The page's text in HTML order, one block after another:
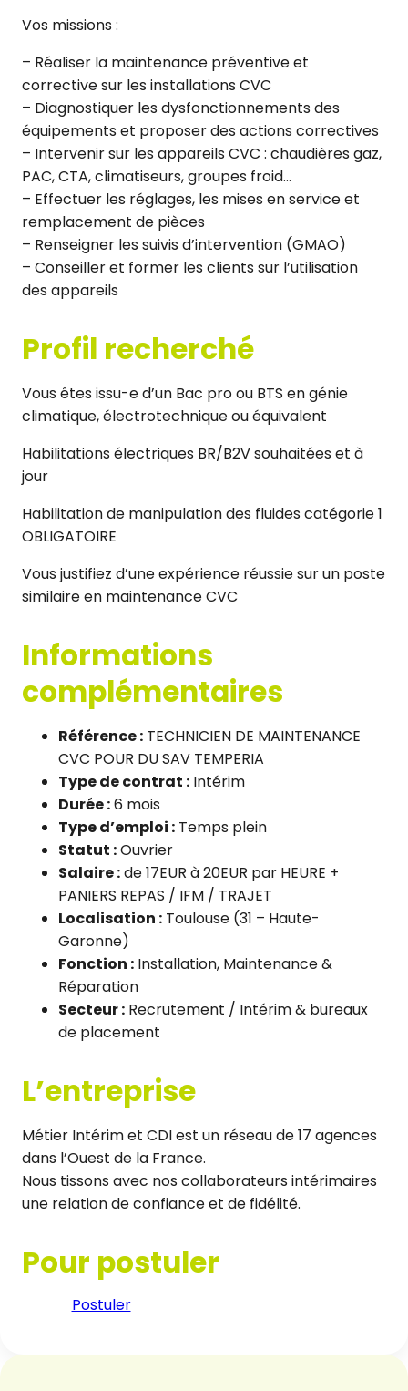
Vos missions :
– Réaliser la maintenance préventive et
corrective sur les installations CVC
– Diagnostiquer les dysfonctionnements des
équipements et proposer des actions correctives
– Intervenir sur les appareils CVC : chaudières gaz,
PAC, CTA, climatiseurs, groupes froid…
– Effectuer les réglages, les mises en service et
remplacement de pièces
– Renseigner les suivis d’intervention (GMAO)
– Conseiller et former les clients sur l’utilisation
des appareils
Profil recherché
Vous êtes issu-e d’un Bac pro ou BTS en génie
climatique, électrotechnique ou équivalent
Habilitations électriques BR/B2V souhaitées et à
jour
Habilitation de manipulation des fluides catégorie 1
OBLIGATOIRE
Vous justifiez d’une expérience réussie sur un poste
similaire en maintenance CVC
Informations
complémentaires
Référence : TECHNICIEN DE MAINTENANCE
CVC POUR DU SAV TEMPERIA
Type de contrat : Intérim
Durée :6 mois
Type d’emploi : Temps plein
Statut :Ouvrier
Salaire :de 17EUR à 20EUR par HEURE +
PANIERS REPAS / IFM / TRAJET
Localisation : Toulouse (31 – Haute-
Garonne)
Fonction : Installation, Maintenance &
Réparation
Secteur : Recrutement / Intérim & bureaux
de placement
L’entreprise
Métier Intérim et CDI est un réseau de 17 agences
dans l’Ouest de la France.
Nous tissons avec nos collaborateurs intérimaires
une relation de confiance et de fidélité.
Pour postuler
Postuler